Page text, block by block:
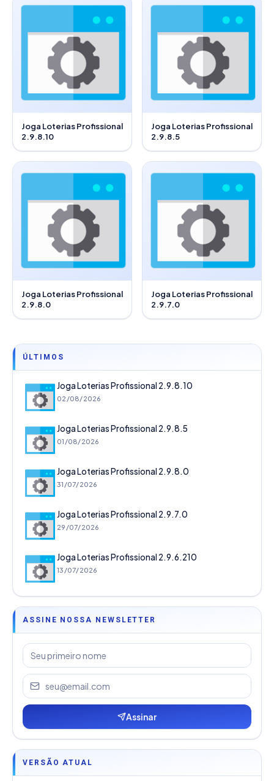
Joga Loterias Profissional
2.9.8.10
Joga Loterias Profissional
2.9.8.5
Joga Loterias Profissional
2.9.8.0
Joga Loterias Profissional
2.9.7.0
ÚLTIMOS
Joga Loterias Profissional 2.9.8.10
02/08/2026
Joga Loterias Profissional 2.9.8.5
01/08/2026
Joga Loterias Profissional 2.9.8.0
31/07/2026
Joga Loterias Profissional 2.9.7.0
29/07/2026
Joga Loterias Profissional 2.9.6.210
13/07/2026
ASSINE NOSSA NEWSLETTER
Assinar
VERSÃO ATUAL